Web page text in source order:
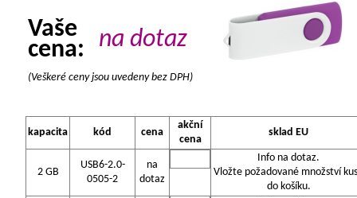
Vaše
cena:
na dotaz
(Veškeré ceny jsou uvedeny bez DPH)
kapacita kód cena
akční
cena
sklad EU
2 GB
USB6-2.0-
0505-2
na
dotaz
Info na dotaz.
Vložte požadované množství
do košíku.